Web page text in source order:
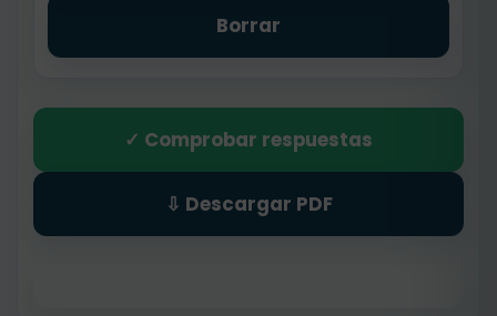
Borrar
✓ Comprobar respuestas
⇩ Descargar PDF